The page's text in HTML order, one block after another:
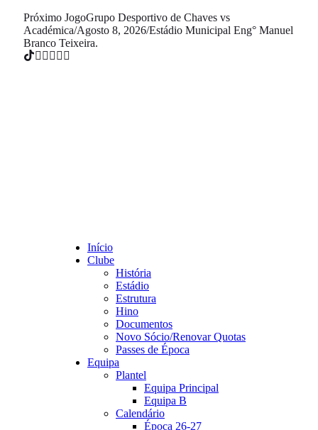
Próximo JogoGrupo Desportivo de Chaves vs
Académica/Agosto 8, 2026/Estádio Municipal Eng° Manuel
Branco Teixeira.
Início
Clube
História
Estádio
Estrutura
Hino
Documentos
Novo Sócio/Renovar Quotas
Passes de Época
Equipa
Plantel
Equipa Principal
Equipa B
Calendário
Época 26-27